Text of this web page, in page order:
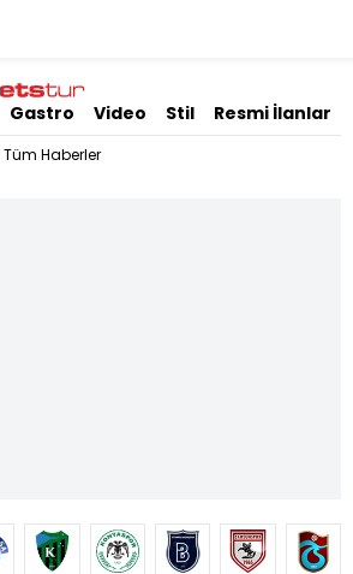
Gastro Video Stil Resmi İlanlar
Tüm Haberler